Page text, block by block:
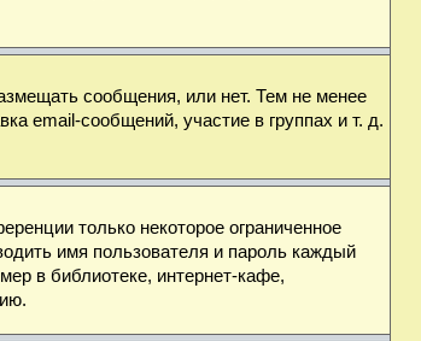
сообщения, или нет. Тем не менее
email-сообщений, участие в группах и т. д.
только некоторое ограниченное
имя пользователя и пароль каждый
в библиотеке, интернет-кафе,